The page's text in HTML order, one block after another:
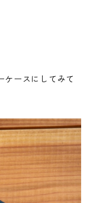
ケースにしてみて